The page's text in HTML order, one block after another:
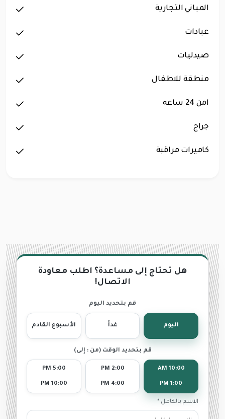
المباني التجارية
عيادات
صيدليات
منطقة للاطفال
امن 24 ساعه
جراج
كاميرات مراقبة
هل تحتاج إلى مساعدة؟ اطلب معاودة
الاتصال!
قم بتحديد اليوم
اليوم غداً الأسبوع القادم
قم بتحديد الوقت (من : إلى)
10:00 AM
1:00 PM
2:00 PM
4:00 PM
5:00 PM
10:00 PM
الاسم بالكامل *